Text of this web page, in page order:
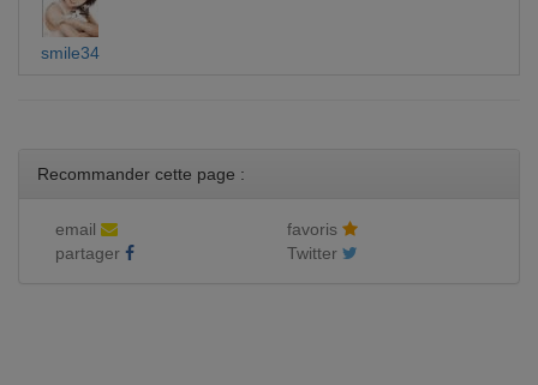
smile34
Recommander cette page :
email
favoris
partager
Twitter